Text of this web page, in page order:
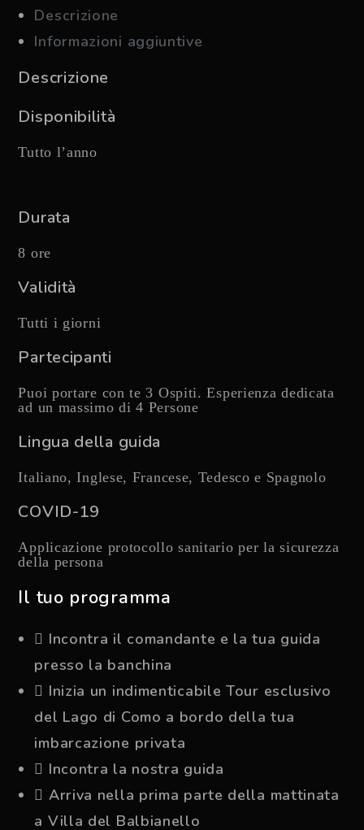
Descrizione
Informazioni aggiuntive
Descrizione
Disponibilità
Tutto l’anno
Durata
8 ore
Validità
Tutti i giorni
Partecipanti
Puoi portare con te 3 Ospiti. Esperienza dedicata
ad un massimo di 4 Persone
Lingua della guida
Italiano, Inglese, Francese, Tedesco e Spagnolo
COVID-19
Applicazione protocollo sanitario per la sicurezza
della persona
Il tuo programma
Incontra il comandante e la tua guida
presso la banchina
Inizia un indimenticabile Tour esclusivo
del Lago di Como a bordo della tua
imbarcazione privata
Incontra la nostra guida
Arriva nella prima parte della mattinata
a Villa del Balbianello